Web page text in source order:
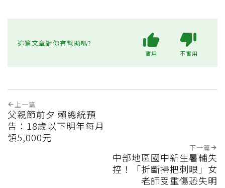
這篇文章對你有幫助嗎?
實用 不實用
上一篇
父親節前夕 賴總統預
告：18歲以下明年每月
領5,000元
下一篇
中部地區國中新生暑輔失
控！「折斷掃把刺眼」女
老師受重傷恐失明